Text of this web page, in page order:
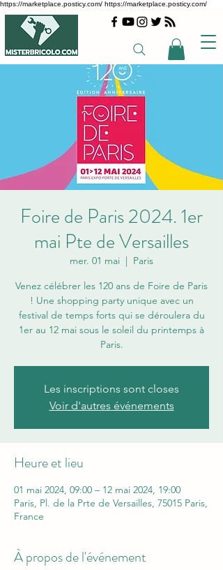
https://marketplace.posticy.com/ https://marketplace.posticy.com/
Foire de Paris 2024. 1er
mai Pte de Versailles
mer. 01 mai
  |
Paris
Venez célébrer les 120 ans de Foire de Paris
! Une shopping party unique avec un
festival de temps forts qui se déroulera du
1er au 12 mai sous le soleil du printemps à
Paris.
Les inscriptions sont closes
Voir d'autres événements
Heure et lieu
01 mai 2024, 09:00 – 12 mai 2024, 19:00
Paris, Pl. de la Prte de Versailles, 75015 Paris,
France
À propos de l'événement